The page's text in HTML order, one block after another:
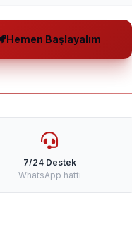
Hemen Başlayalım
7/24 Destek
WhatsApp hattı